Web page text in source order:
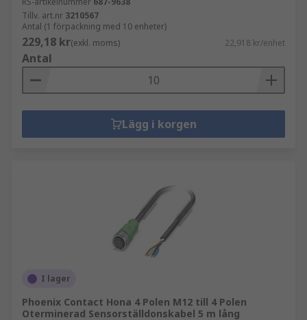
Tillv. art.nr 3210567
Antal (1 förpackning med 10 enheter)
229,18 kr(exkl. moms) 22,918 kr/enhet
Antal
Lägg i korgen
I lager
Phoenix Contact Hona 4 Polen M12 till 4 Polen
Oterminerad Sensorställdonskabel 5 m lång